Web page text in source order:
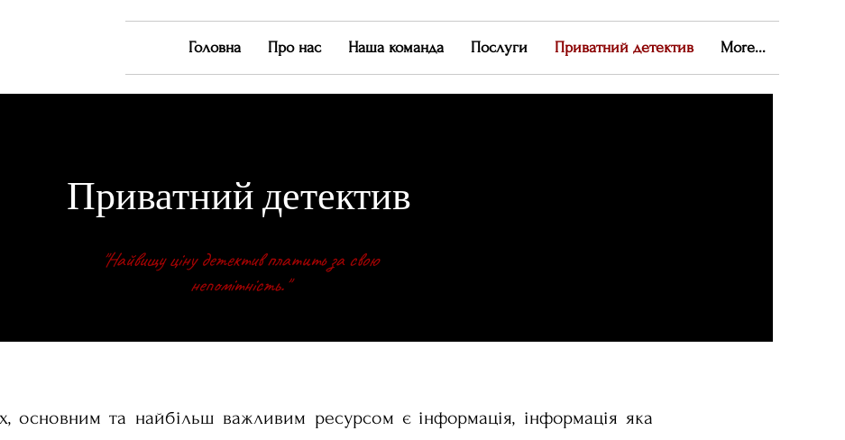
Головна Про нас Наша команда Послуги Приватний детектив More...
Приватний детектив
"Найвищу ціну детектив платить за свою
непомітність."
основним та найбільш важливим ресурсом є інформація, інформація яка